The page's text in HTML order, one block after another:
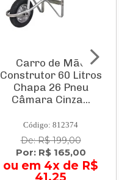
Carro de Mão
Construtor 60 Litros
Chapa 26 Pneu
Câmara Cinza...
Código: 812374
De: R$ 199,00
Por: R$ 165,00
ou em 4x de R$